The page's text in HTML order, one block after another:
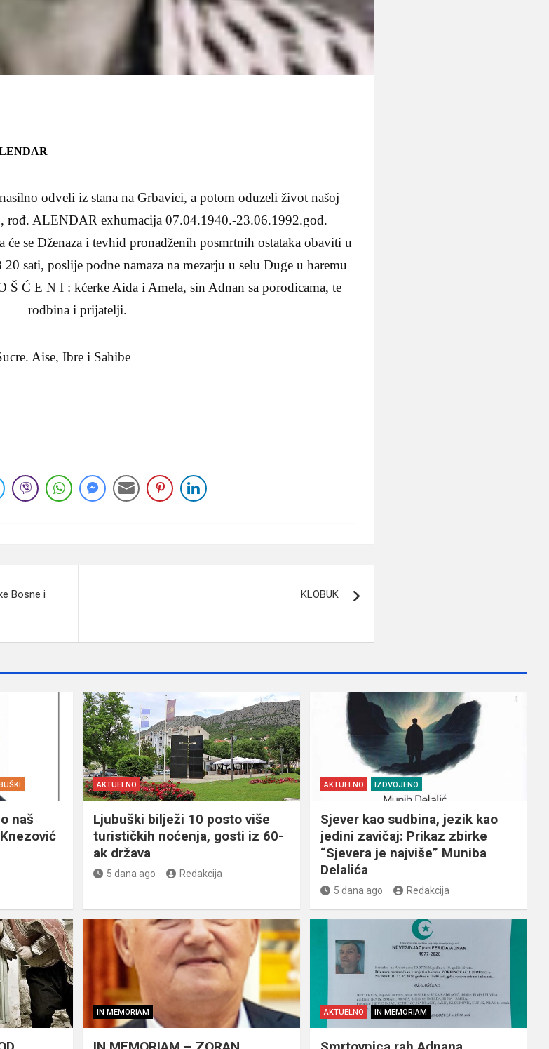
odveli iz stana na Grbavici, a potom oduzeli život našoj
ALENDAR exhumacija 07.04.1940.-23.06.1992.god.
se Dženaza i tevhid pronadženih posmrtnih ostataka obaviti u
sati, poslije podne namaza na mezarju u selu Duge u haremu
Š Ć E N I : kćerke Aida i Amela, sin Adnan sa porodicama, te
rodbina i prijatelji.
Aise, Ibre i Sahibe
Bosne i
KLOBUK
naš
AKTUELNO
Ljubuški bilježi 10 posto više
turističkih noćenja, gosti iz 60-
ak država
5 dana ago Redakcija
AKTUELNO IZDVOJENO
Sjever kao sudbina, jezik kao
jedini zavičaj: Prikaz zbirke
“Sjevera je najviše” Muniba
Delalića
5 dana ago Redakcija
IN MEMORIAM AKTUELNO IN MEMORIAM